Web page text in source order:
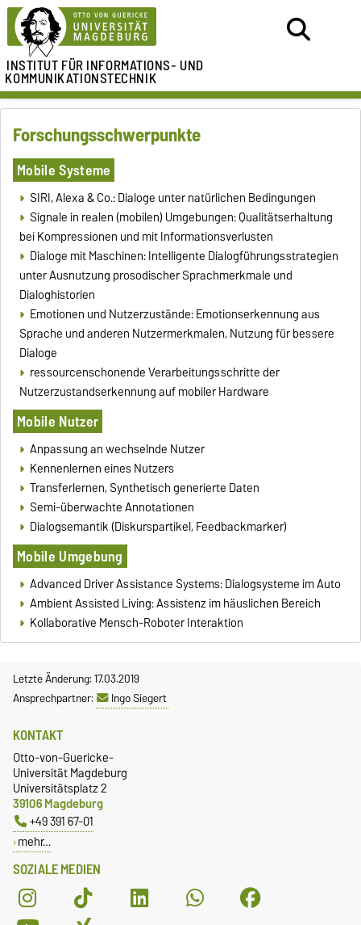
INSTITUT FÜRINFORMATIONS- UND
KOMMUNIKATIONSTECHNIK
Forschungsschwerpunkte
Mobile Systeme
SIRI, Alexa & Co.: Dialoge unter natürlichen Bedingungen
Signale in realen (mobilen) Umgebungen: Qualitätserhaltung
bei Kompressionen und mit Informationsverlusten
Dialoge mit Maschinen: Intelligente Dialogführungsstrategien
unter Ausnutzung prosodischer Sprachmerkmale und
Dialoghistorien
Emotionen und Nutzerzustände: Emotionserkennung aus
Sprache und anderen Nutzermerkmalen, Nutzung für bessere
Dialoge
ressourcenschonende Verarbeitungsschritte der
Nutzerzustandserkennung auf mobiler Hardware
Mobile Nutzer
Anpassung an wechselnde Nutzer
Kennenlernen eines Nutzers
Transferlernen, Synthetisch generierte Daten
Semi-überwachte Annotationen
Dialogsemantik (Diskurspartikel, Feedbackmarker)
Mobile Umgebung
Advanced Driver Assistance Systems: Dialogsysteme im Auto
Ambient Assisted Living: Assistenz im häuslichen Bereich
Kollaborative Mensch-Roboter Interaktion
Letzte Änderung: 17.03.2019
Ansprechpartner:
Ingo Siegert
SOZIALE MEDIEN
KONTAKT
Otto-von-Guericke-
Universität Magdeburg
Universitätsplatz 2
39106 Magdeburg
+49 391 67-01
mehr…